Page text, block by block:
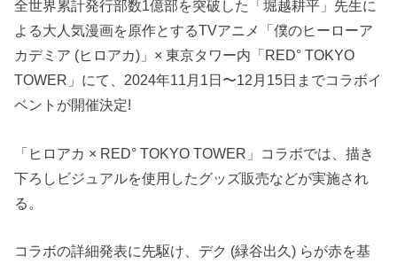
全世界累計発行部数1億部を突破した「堀越耕平」先生に
よる大人気漫画を原作とするTVアニメ「僕のヒーローア
カデミア (ヒロアカ)」× 東京タワー内「RED° TOKYO
TOWER」にて、2024年11月1日〜12月15日までコラボイ
ベントが開催決定!
「ヒロアカ × RED° TOKYO TOWER」コラボでは、描き
下ろしビジュアルを使用したグッズ販売などが実施され
る。
コラボの詳細発表に先駆け、デク (緑谷出久) らが赤を基